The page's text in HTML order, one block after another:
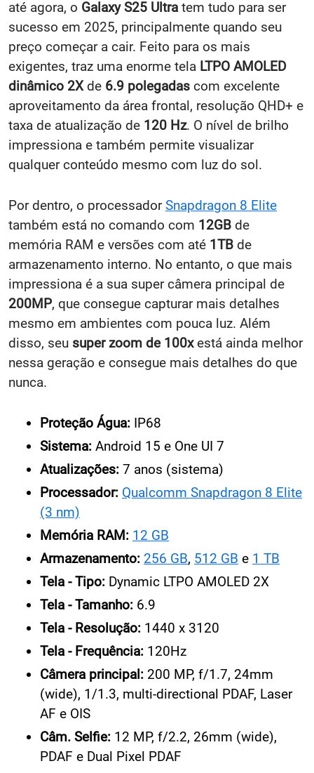
até agora, o Galaxy S25 Ultra tem tudo para ser
sucesso em 2025, principalmente quando seu
preço começar a cair. Feito para os mais
exigentes, traz uma enorme tela LTPO AMOLED
dinâmico 2X de 6.9 polegadas com excelente
aproveitamento da área frontal, resolução QHD+ e
taxa de atualização de 120 Hz. O nível de brilho
impressiona e também permite visualizar
qualquer conteúdo mesmo com luz do sol.
Por dentro, o processadorSnapdragon 8 Elite
também está no comando com 12GB de
memória RAM e versões com até 1TB de
armazenamento interno. No entanto, o que mais
impressiona é a sua super câmera principal de
200MP, que consegue capturar mais detalhes
mesmo em ambientes com pouca luz. Além
disso, seu super zoom de 100xestá ainda melhor
nessa geração e consegue mais detalhes do que
nunca.
Proteção Água: IP68
Sistema: Android 15 e One UI 7
Atualizações: 7 anos (sistema)
Processador: Qualcomm Snapdragon 8 Elite
(3 nm)
Memória RAM: 12 GB
Armazenamento: 256 GB, 512 GB e 1 TB
Tela - Tipo: Dynamic LTPO AMOLED 2X
Tela - Tamanho: 6.9
Tela - Resolução: 1440 x 3120
Tela - Frequência: 120Hz
Câmera principal: 200 MP, f/1.7, 24mm
(wide), 1/1.3, multi-directional PDAF, Laser
AF e OIS
Câm. Selfie: 12 MP, f/2.2, 26mm (wide),
PDAF e Dual Pixel PDAF